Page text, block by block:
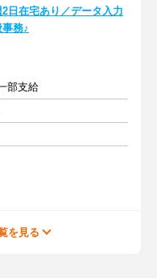
2日在宅あり／データ入力
務♪
部支給
を見る